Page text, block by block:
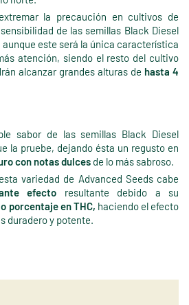
la precaución en cultivos de
de las semillas Black Diesel
aunque este será la única característica
atención, siendo el resto del cultivo
alcanzar grandes alturas de hasta 4
sabor de las semillas Black Diesel
la pruebe, dejando ésta un regusto en
con notas dulces de lo más sabroso.
variedad de Advanced Seeds cabe
efecto resultante debido a su
porcentaje en THC, haciendo el efecto
duradero y potente.